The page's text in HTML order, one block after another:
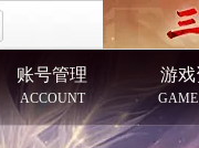
账号管理
ACCOUNT
游